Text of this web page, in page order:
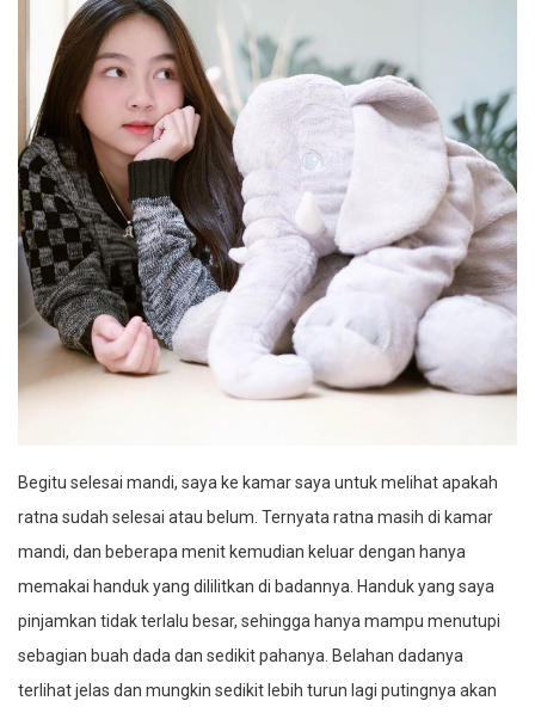
Begitu selesai mandi, saya ke kamar saya untuk melihat apakah
ratna sudah selesai atau belum. Ternyata ratna masih di kamar
mandi, dan beberapa menit kemudian keluar dengan hanya
memakai handuk yang dililitkan di badannya. Handuk yang saya
pinjamkan tidak terlalu besar, sehingga hanya mampu menutupi
sebagian buah dada dan sedikit pahanya. Belahan dadanya
terlihat jelas dan mungkin sedikit lebih turun lagi putingnya akan